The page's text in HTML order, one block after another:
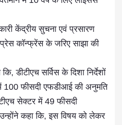
केंद्रीय सुचना एवं प्रसारण
कॉन्फ्रेंस के जरिए साझा की
डीटीएच सर्विस के दिशा निर्देशों
100 फीसदी एफडीआई की अनुमति
सेक्टर में 49 फीसदी
कहा कि, इस विषय को लेकर